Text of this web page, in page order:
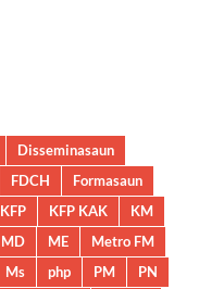
Disseminasaun
FDCH
Formasaun
KFP KFP KAK
KM
MD ME
Metro FM
Ms php PM PN